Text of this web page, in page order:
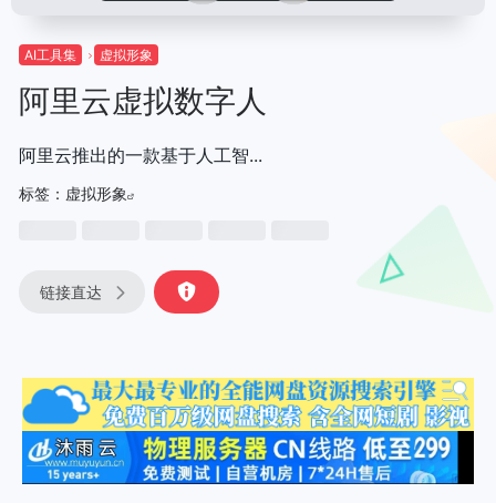
AI工具集 虚拟形象
阿里云虚拟数字人
阿里云推出的一款基于人工智...
标签： 虚拟形象
链接直达